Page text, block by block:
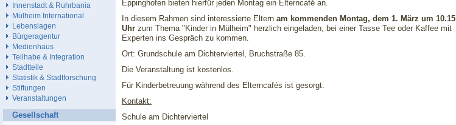
Eppinghofen bieten hierfür jeden Montag ein Elterncafé an.
In diesem Rahmen sind interessierte Eltern am kommenden Montag, dem 1. März um 10.15
Uhr zum Thema "Kinder in Mülheim" herzlich eingeladen, bei einer Tasse Tee oder Kaffee mit
Experten ins Gespräch zu kommen.
Ort: Grundschule am Dichterviertel, Bruchstraße 85.
Die Veranstaltung ist kostenlos.
Für Kinderbetreuung während des Elterncafés ist gesorgt.
Kontakt:
Schule am Dichterviertel
Innenstadt & Ruhrbania
Mülheim International
Lebenslagen
Bürgeragentur
Medienhaus
Teilhabe & Integration
Stadtteile
Statistik & Stadtforschung
Stiftungen
Veranstaltungen
Gesellschaft